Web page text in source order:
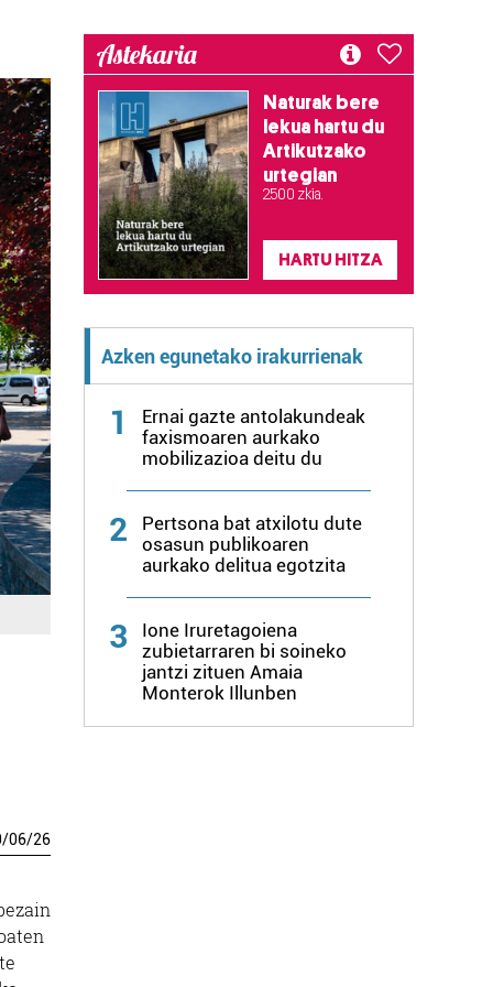
/06/26
Astekaria
Naturak bere
lekua hartu du
Artikutzako
urtegian
2.500 zkia.
HARTU HITZA
Azken egunetako irakurrienak
1
Ernai gazte antolakundeak
faxismoaren aurkako
mobilizazioa deitu du
2
Pertsona bat atxilotu dute
osasun publikoaren
aurkako delitua egotzita
3
Ione Iruretagoiena
zubietarraren bi soineko
jantzi zituen Amaia
Monterok Illunben